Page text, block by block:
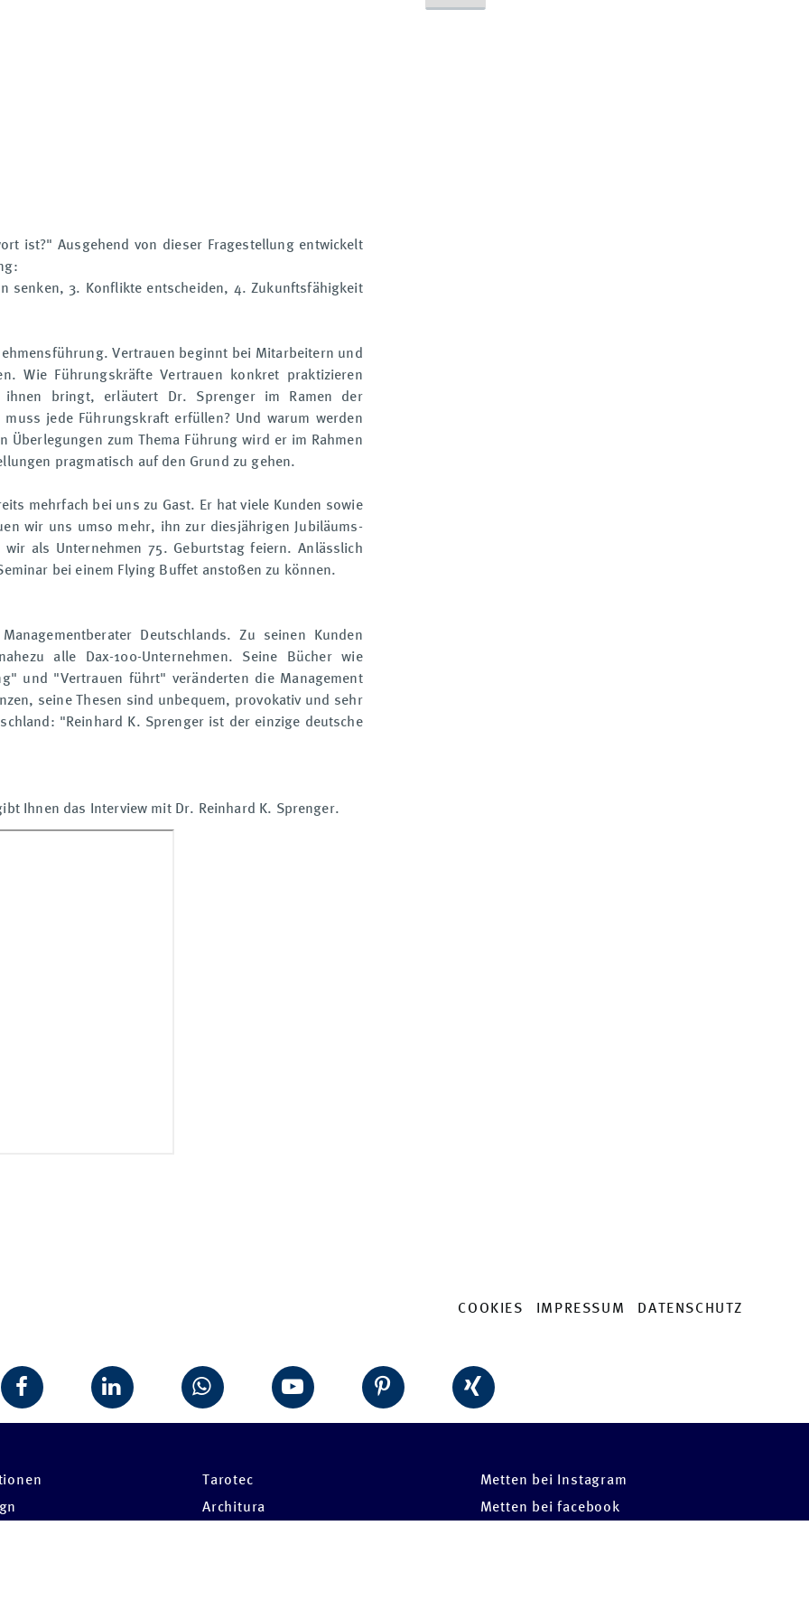
ist?" Ausgehend von dieser Fragestellung entwickelt
senken, 3. Konflikte entscheiden, 4. Zukunftsfähigkeit
Vertrauen beginnt bei Mitarbeitern und
Wie Führungskräfte Vertrauen konkret praktizieren
bringt, erläutert Dr. Sprenger im Ramen der
muss jede Führungskraft erfüllen? Und warum werden
zum Thema Führung wird er im Rahmen
pragmatisch auf den Grund zu gehen.
mehrfach bei uns zu Gast. Er hat viele Kunden sowie
wir uns umso mehr, ihn zur diesjährigen Jubiläums-
als Unternehmen 75. Geburtstag feiern. Anlässlich
bei einem Flying Buffet anstoßen zu können.
Deutschlands. Zu seinen Kunden
alle Dax-100-Unternehmen. Seine Bücher wie
und "Vertrauen führt" veränderten die Management
seine Thesen sind unbequem, provokativ und sehr
"Reinhard K. Sprenger ist der einzige deutsche
Ihnen das Interview mit Dr. Reinhard K. Sprenger.
COOKIES IMPRESSUM DATENSCHUTZ
Tarotec
Architura
Metten bei Instagram
Metten bei facebook